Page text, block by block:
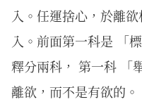
入。任運捨心，於離
入。前面第一科是 「
釋分兩科， 第一科 「
離欲，而不是有欲的。